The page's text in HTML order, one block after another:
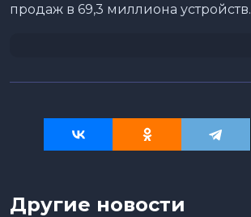
продаж в 69,3 миллиона устройств.
Другие новости